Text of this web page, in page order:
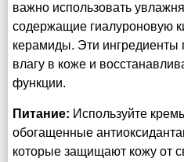
важно использовать
содержащие гиалуроновую
керамиды. Эти ингредиенты
влагу в коже и
функции.
Питание: Используйте
обогащенные
которые защищают кожу от